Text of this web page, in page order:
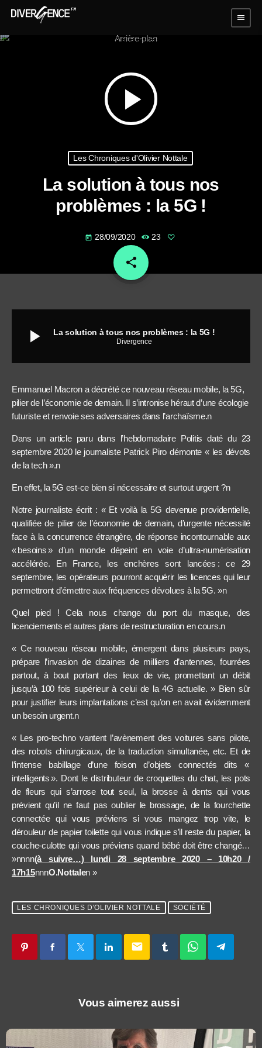
menu
play_arrow
Les Chroniques d'Olivier Nottale
La solution à tous nos
problèmes : la 5G !
today 28/09/2020 23
share
email
play_arrow La solution à tous nos problèmes : la 5G !
Divergence
Emmanuel Macron a décrété ce nouveau réseau mobile, la 5G,
pilier de l’économie de demain. Il s’intronise héraut d’une écologie
futuriste et renvoie ses adversaires dans l’archaïsme.n
Dans un article paru dans l’hebdomadaire Politis daté du 23
septembre 2020 le journaliste Patrick Piro démonte « les dévots
de la tech ».n
En effet, la 5G est-ce bien si nécessaire et surtout urgent ?n
Notre journaliste écrit : « Et voilà la 5G devenue providentielle,
qualifiée de pilier de l’économie de demain, d’urgente nécessité
face à la concurrence étrangère, de réponse incontournable aux
« besoins » d’un monde dépeint en voie d’ultra-numérisation
accélérée. En France, les enchères sont lancées : ce 29
septembre, les opérateurs pourront acquérir les licences qui leur
permettront d’émettre aux fréquences dévolues à la 5G. »n
Quel pied ! Cela nous change du port du masque, des
licenciements et autres plans de restructuration en cours.n
« Ce nouveau réseau mobile, émergent dans plusieurs pays,
prépare l’invasion de dizaines de milliers d’antennes, fourrées
partout, à bout portant des lieux de vie, promettant un débit
jusqu’à 100 fois supérieur à celui de la 4G actuelle. » Bien sûr
pour justifier leurs implantations c’est qu’on en avait évidemment
un besoin urgent.n
« Les pro-techno vantent l’avènement des voitures sans pilote,
des robots chirurgicaux, de la traduction simultanée, etc. Et de
l’intense babillage d’une foison d’objets connectés dits «
intelligents ». Dont le distributeur de croquettes du chat, les pots
de fleurs qui s’arrose tout seul, la brosse à dents qui vous
prévient qu’il ne faut pas oublier le brossage, de la fourchette
connectée qui vous préviens si vous mangez trop vite, le
dérouleur de papier toilette qui vous indique s’il reste du papier, la
couche-culotte qui vous préviens quand bébé doit être changé…
»nnnn(à suivre…) lundi 28 septembre 2020 – 10h20 /
17h15nnnO.Nottalen »
LES CHRONIQUES D'OLIVIER NOTTALE SOCIÉTÉ
email
Vous aimerez aussi